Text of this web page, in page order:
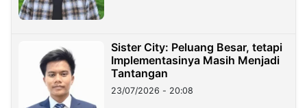
Sister City: Peluang Besar, tetapi
Implementasinya Masih Menjadi
Tantangan
23/07/2026 - 20:08